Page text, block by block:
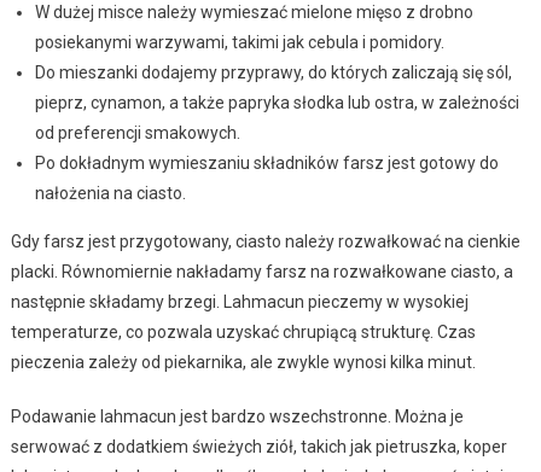
W dużej misce należy wymieszać mielone mięso z drobno
posiekanymi warzywami, takimi jak cebula i pomidory.
Do mieszanki dodajemy przyprawy, do których zaliczają się sól,
pieprz, cynamon, a także papryka słodka lub ostra, w zależności
od preferencji smakowych.
Po dokładnym wymieszaniu składników farsz jest gotowy do
nałożenia na ciasto.
Gdy farsz jest przygotowany, ciasto należy rozwałkować na cienkie
placki. Równomiernie nakładamy farsz na rozwałkowane ciasto, a
następnie składamy brzegi. Lahmacun pieczemy w wysokiej
temperaturze, co pozwala uzyskać chrupiącą strukturę. Czas
pieczenia zależy od piekarnika, ale zwykle wynosi kilka minut.
Podawanie lahmacun jest bardzo wszechstronne. Można je
serwować z dodatkiem świeżych ziół, takich jak pietruszka, koper